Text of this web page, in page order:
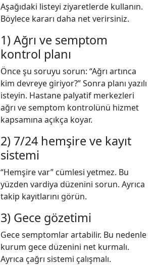
Aşağıdaki listeyi ziyaretlerde kullanın.
Böylece kararı daha net verirsiniz.
1) Ağrı ve semptom
kontrol planı
Önce şu soruyu sorun: “Ağrı artınca
kim devreye giriyor?” Sonra planı yazılı
isteyin. Hastane palyatif merkezleri
ağrı ve semptom kontrolünü hizmet
kapsamına açıkça koyar.
2) 7/24 hemşire ve kayıt
sistemi
“Hemşire var” cümlesi yetmez. Bu
yüzden vardiya düzenini sorun. Ayrıca
takip kayıtlarını görün.
3) Gece gözetimi
Gece semptomlar artabilir. Bu nedenle
kurum gece düzenini net kurmalı.
Ayrıca çağrı sistemi çalışmalı.